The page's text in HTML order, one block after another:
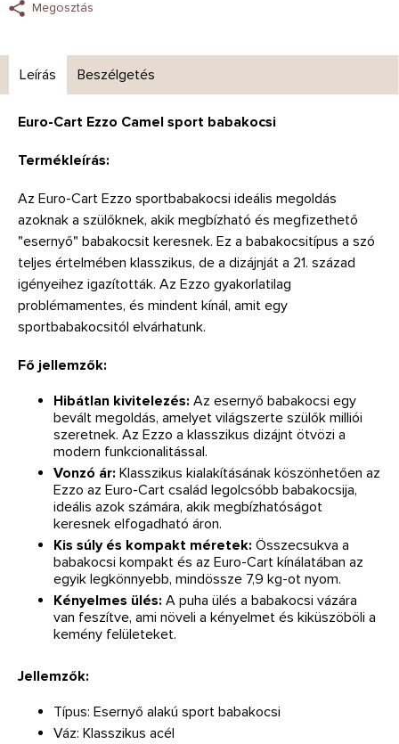
Megosztás
Leírás Beszélgetés
Euro-Cart Ezzo Camel sport babakocsi
Termékleírás:
Az Euro-Cart Ezzo sportbabakocsi ideális megoldás
azoknak a szülőknek, akik megbízható és megfizethető
"esernyő" babakocsit keresnek. Ez a babakocsitípus a szó
teljes értelmében klasszikus, de a dizájnját a 21. század
igényeihez igazították. Az Ezzo gyakorlatilag
problémamentes, és mindent kínál, amit egy
sportbabakocsitól elvárhatunk.
Fő jellemzők:
Hibátlan kivitelezés: Az esernyő babakocsi egy
bevált megoldás, amelyet világszerte szülők milliói
szeretnek. Az Ezzo a klasszikus dizájnt ötvözi a
modern funkcionalitással.
Vonzó ár: Klasszikus kialakításának köszönhetően az
Ezzo az Euro-Cart család legolcsóbb babakocsija,
ideális azok számára, akik megbízhatóságot
keresnek elfogadható áron.
Kis súly és kompakt méretek: Összecsukva a
babakocsi kompakt és az Euro-Cart kínálatában az
egyik legkönnyebb, mindössze 7,9 kg-ot nyom.
Kényelmes ülés: A puha ülés a babakocsi vázára
van feszítve, ami növeli a kényelmet és kiküszöböli a
kemény felületeket.
Jellemzők:
Típus: Esernyő alakú sport babakocsi
Váz: Klasszikus acél